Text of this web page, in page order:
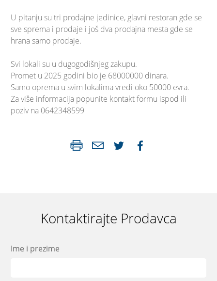
U pitanju su tri prodajne jedinice, glavni restoran gde se
sve sprema i prodaje i još dva prodajna mesta gde se
hrana samo prodaje.
Svi lokali su u dugogodišnjeg zakupu.
Promet u 2025 godini bio je 68000000 dinara.
Samo oprema u svim lokalima vredi oko 50000 evra.
Za više informacija popunite kontakt formu ispod ili
poziv na 0642348599
Kontaktirajte Prodavca
Ime i prezime